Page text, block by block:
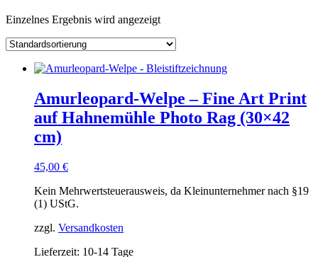
Einzelnes Ergebnis wird angezeigt
Amurleopard-Welpe – Fine Art Print
auf Hahnemühle Photo Rag (30×42
cm)
45,00 €
Kein Mehrwertsteuerausweis, da Kleinunternehmer nach §19
(1) UStG.
zzgl. Versandkosten
Lieferzeit: 10-14 Tage